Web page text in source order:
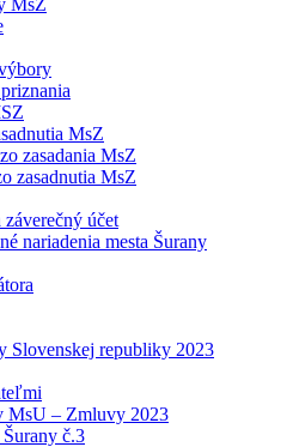
MsZ
zasadania MsZ
zasadnutia MsZ
záverečný účet
nariadenia mesta Šurany
Slovenskej republiky 2023
MsU – Zmluvy 2023
č.3